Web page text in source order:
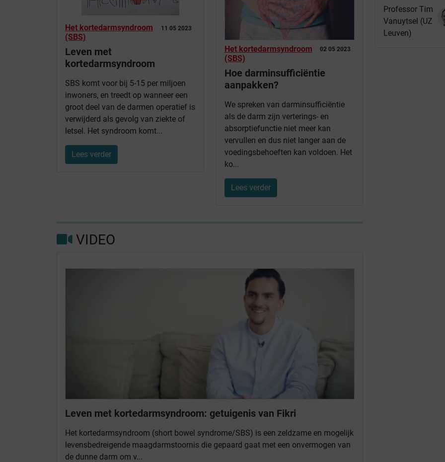
11 05 2023
Het kortedarmsyndroom
(SBS)
Leven met
kortedarmsyndroom
SBS komt voor bij 5-15 per miljoen
inwoners, en treedt op wanneer een
groot deel van de darmen operatief is
verwijderd als gevolg van ziekte of
letsel. Het syndroom komt...
Lees verder
02 05 2023
Het kortedarmsyndroom
(SBS)
Hoe darminsufficiëntie
aanpakken?
We spreken van darminsufficiëntie
als de darm zijn verterings- en
absorptiefunctie niet meer kan
vervullen en dus niet langer aan de
voedingsbehoeften kan voldoen. Het
ko...
Lees verder
VIDEO
Leven met kortedarmsyndroom: getuigenis van Fikri
Het kortedarmsyndroom (short bowel syndrome/SBS) is een zeldzame en mogelijk
levensbedreigende maagdarmstoornis die gepaard gaat met een onvermogen van
de dunne darm om v...
Professor Tim
Vanuytsel (UZ
Leuven)